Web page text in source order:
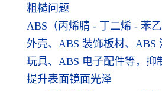
粗糙问题
ABS（丙烯腈 - 丁二烯 - 苯
外壳、ABS 装饰板材、ABS
玩具、ABS 电子配件等，抑
提升表面镜面光泽